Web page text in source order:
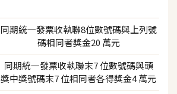
同期統一發票收執聯8位數號碼與上列號
碼相同者獎金20 萬元
同期統一發票收執聯末7 位數號碼與頭
獎中獎號碼末7 位相同者各得獎金4 萬元